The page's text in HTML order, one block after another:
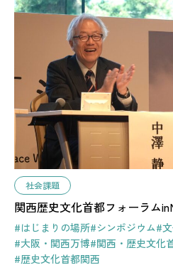
社会課題
関西歴史文化首都フォーラム
#はじまりの場所#シンポジウム#
#大阪・関西万博#関西・歴史文化
#歴史文化首都関西